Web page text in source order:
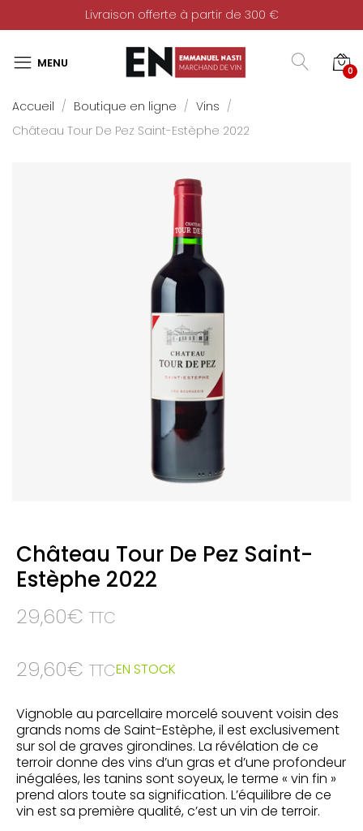
Livraison offerte à partir de 300 €
0
Accueil Boutique en ligne
Vins
Château Tour De Pez Saint-Estèphe 2022
Château Tour De Pez Saint-
Estèphe 2022
29,60€ TTC
29,60€ TTCEN STOCK
Vignoble au parcellaire morcelé souvent voisin des
grands noms de Saint-Estèphe, il est exclusivement
sur sol de graves girondines. La révélation de ce
terroir donne des vins d’un gras et d’une profondeur
inégalées, les tanins sont soyeux, le terme « vin fin »
prend alors toute sa signification. L’équilibre de ce
vin est sa première qualité, c’est un vin de terroir.